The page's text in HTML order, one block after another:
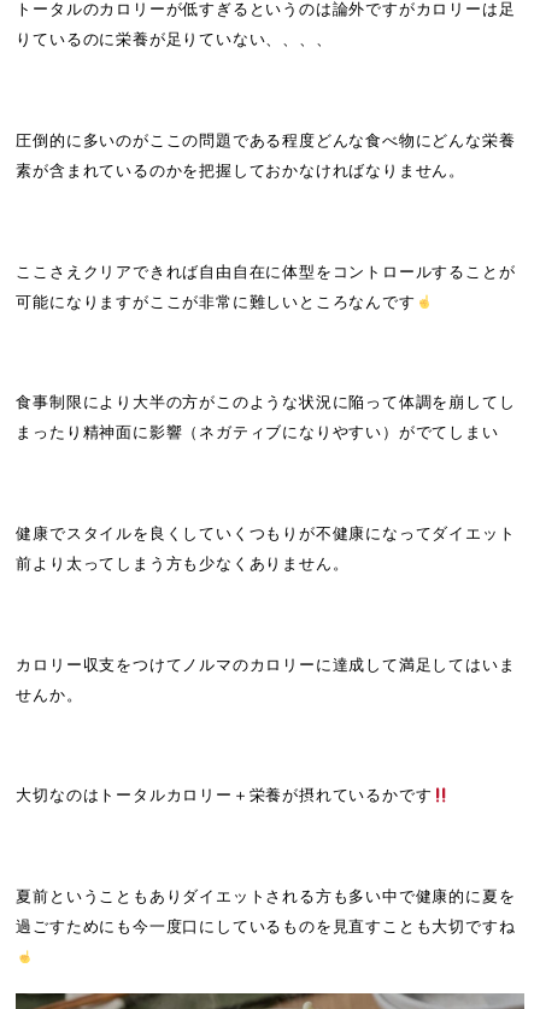
トータルのカロリーが低すぎるというのは論外ですがカロリーは足
りているのに栄養が足りていない、、、、
圧倒的に多いのがここの問題である程度どんな食べ物にどんな栄養
素が含まれているのかを把握しておかなければなりません。
ここさえクリアできれば自由自在に体型をコントロールすることが
可能になりますがここが非常に難しいところなんです
食事制限により大半の方がこのような状況に陥って体調を崩してし
まったり精神面に影響（ネガティブになりやすい）がでてしまい
健康でスタイルを良くしていくつもりが不健康になってダイエット
前より太ってしまう方も少なくありません。
カロリー収支をつけてノルマのカロリーに達成して満足してはいま
せんか。
大切なのはトータルカロリー＋栄養が摂れているかです
夏前ということもありダイエットされる方も多い中で健康的に夏を
過ごすためにも今一度口にしているものを見直すことも大切ですね